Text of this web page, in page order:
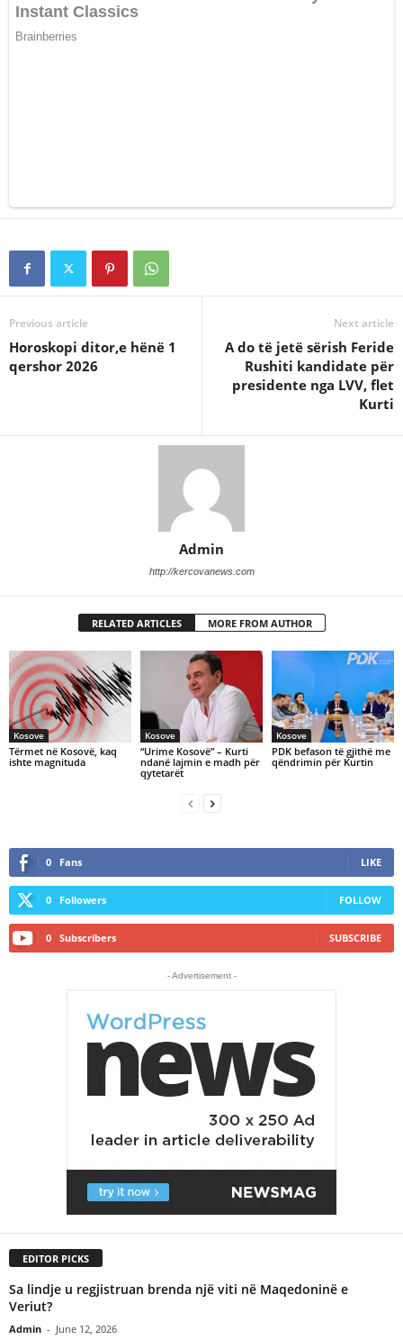
Previous article
Horoskopi ditor,e hënë 1
qershor 2026
Next article
A do të jetë sërish Feride
Rushiti kandidate për
presidente nga LVV, flet
Kurti
Admin
http://kercovanews.com
RELATED ARTICLES MORE FROM AUTHOR
Kosove
Tërmet në Kosovë, kaq
ishte magnituda
Kosove
“Urime Kosovë” – Kurti
ndanë lajmin e madh për
qytetarët
Kosove
PDK befason të gjithë me
qëndrimin për Kurtin
0 Fans LIKE
0 Followers FOLLOW
0 Subscribers SUBSCRIBE
- Advertisement -
EDITOR PICKS
Sa lindje u regjistruan brenda një viti në Maqedoninë e
Veriut?
Admin - June 12, 2026